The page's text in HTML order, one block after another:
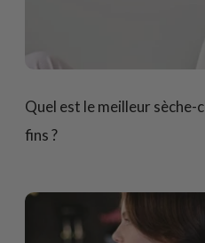
Quel est le meilleur sèche-
fins ?